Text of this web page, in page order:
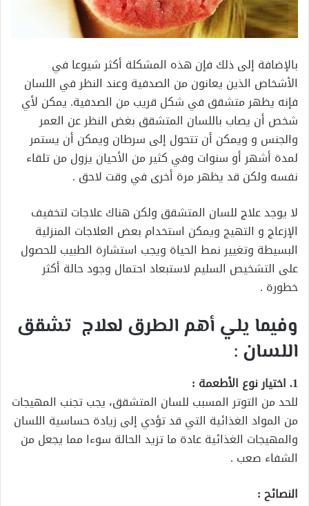
بالإضافة إلى ذلك فإن هذه المشكلة أكثر شيوعا في
الأشخاص الذين يعانون من الصدفية وعند النظر في اللسان
فإنه يظهر متشقق في شكل قريب من الصدفية. يمكن لأي
شخص أن يصاب باللسان المتشقق بغض النظر عن العمر
والجنس و ويمكن أن تتحول إلى سرطان ويمكن أن يستمر
لمدة أشهر أو سنوات وفي كثير من الأحيان يزول من تلقاء
نفسه ولكن قد يظهر مرة أخرى في وقت لاحق .
لا يوجد علاج للسان المتشقق ولكن هناك علاجات لتخفيف
الإزعاج و التهيج ويمكن استخدام بعض العلاجات المنزلية
البسيطة وتغيير نمط الحياة ويجب استشارة الطبيب للحصول
على التشخيص السليم لاستبعاد احتمال وجود حالة أكثر
خطورة .
وفيما يلي أهم الطرق لعلاج تشقق
اللسان :
1. اختيار نوع الأطعمة :
للحد من التوتر المسبب للسان المتشقق، يجب تجنب المهيجات
من المواد الغذائية التي قد تؤدي إلى زيادة حساسية اللسان
والمهيجات الغذائية عادة ما تزيد الحالة سوءا مما يجعل من
الشفاء صعب .
النصائح :